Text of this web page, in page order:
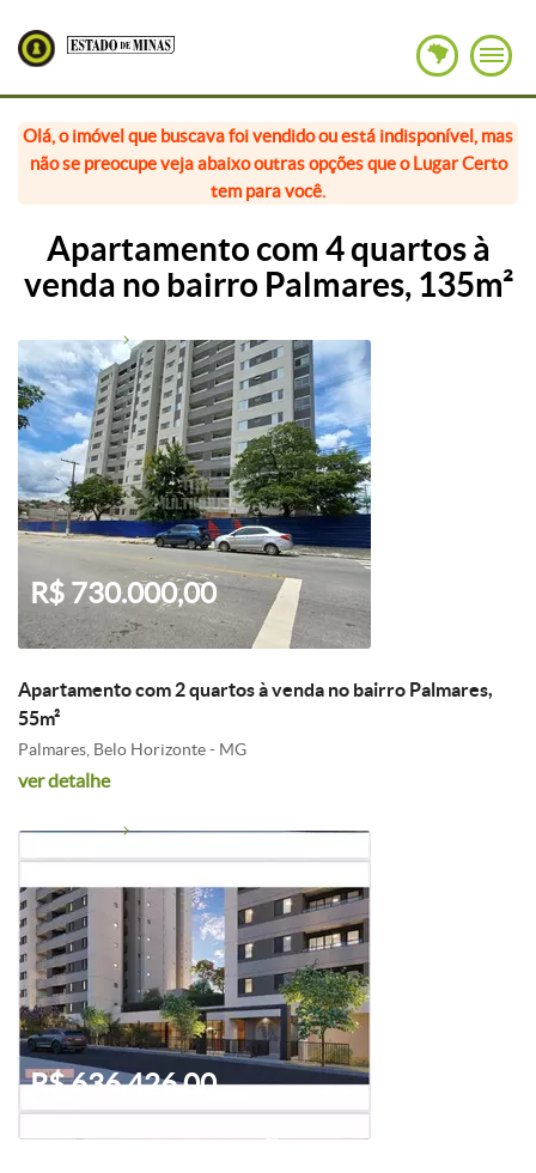
Olá, o imóvel que buscava foi vendido ou está indisponível, mas
não se preocupe veja abaixo outras opções que o Lugar Certo
tem para você.
Apartamento com 4 quartos à
venda no bairro Palmares, 135m²
R$ 730.000,00
Apartamento com 2 quartos à venda no bairro Palmares,
55m²
Palmares, Belo Horizonte - MG
ver detalhe
R$ 636.426,00